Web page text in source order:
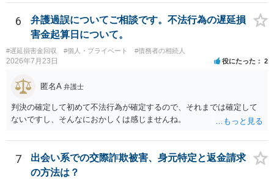
す。 一方、このチケット購入には「相手方と一緒に行く」という合意
も付随していたことを無視することができません。こちらを重視すれ
ば、交際を終了させたことにより「一緒に行く」という結果の実現に
重大な障害が発生しており、当然にチケットを引き渡すべきといえる
かは微妙であり、むしろ返金すべきとするのが当事者の合理的意思に
合致するのではないか、という判断に傾くことになると思います。 例
えば、当該チケットが座席指定である場合、交際を解消した2人が当日
隣り合わせになることは避けたいという心理が働くことも無理からぬ
ところです。一方、チケットがエリア指定のアリーナ席であれば隣り
合わせにならずに済むかもしれませんし、そのチケットが入手困難で
あったり特別席であったりすれば、判断は変わってくるかもしれませ
ん。当該チケットがチケット転売防止法に規定する特定興行入場券に
該当し、券面上使用者が指定されている場合には、チケット引渡し以
外に選択肢がない場合もあるでしょう。 このように、本件の紛争は、
法的には「当事者の合理的意思」がどこにあるのかを追求した解決が
6
弁護過誤についてご相談です。不法行為の遅延損
害金起算日について。
#遅延損害金回収 #個人・プライベート #債務者の相続人
2026年7月23日 役にたった 2
匿名A 弁護士
判決の確定して初めて不法行為が確定するので、それまでは確定して
ないですし、そんなにおかしくは感じませんね。
7
出会い系での交際詐欺被害、身元特定と返金請求
の方法は？